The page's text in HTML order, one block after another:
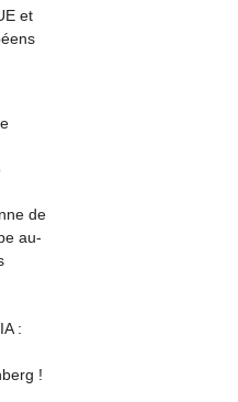
et
de
au-
:
!